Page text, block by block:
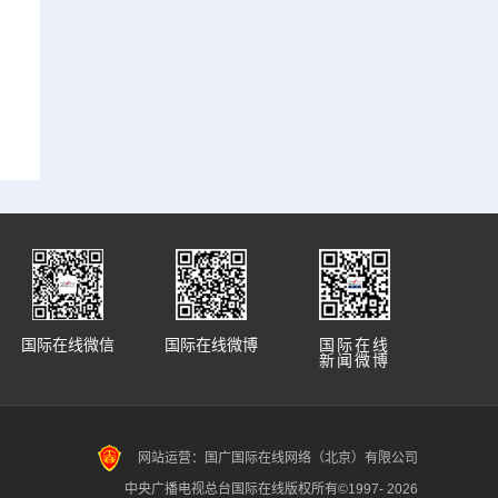
国际在线
新闻微博
国际在线微博
国际在线微信
网站运营：国广国际在线网络（北京）有限公司
中央广播电视总台国际在线版权所有©1997- 2026